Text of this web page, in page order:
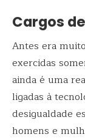
Cargos
Antes era
exercidas
ainda é uma
ligadas à
desigualdade
homens e